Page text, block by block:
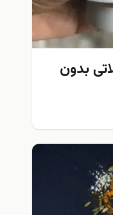
بدون